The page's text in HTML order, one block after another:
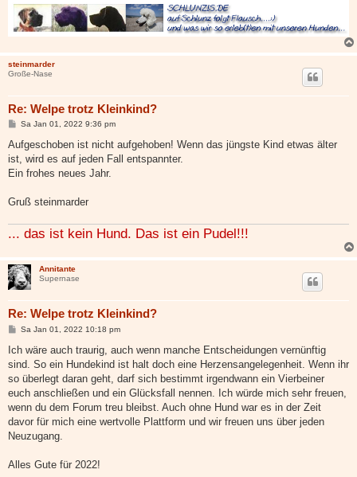
steinmarder
Große-Nase
Re: Welpe trotz Kleinkind?
B
r
a
Sa Jan 01, 2022 9:36 pm
Aufgeschoben ist nicht aufgehoben! Wenn das jüngste Kind etwas älter
ist, wird es auf jeden Fall entspannter.
Ein frohes neues Jahr.
Gruß steinmarder
... das ist kein Hund. Das ist ein Pudel!!!
Annitante
Supernase
Re: Welpe trotz Kleinkind?
B
i
r
a
Sa Jan 01, 2022 10:18 pm
Ich wäre auch traurig, auch wenn manche Entscheidungen vernünftig
sind. So ein Hundekind ist halt doch eine Herzensangelegenheit. Wenn ihr
so überlegt daran geht, darf sich bestimmt irgendwann ein Vierbeiner
euch anschließen und ein Glücksfall nennen. Ich würde mich sehr freuen,
wenn du dem Forum treu bleibst. Auch ohne Hund war es in der Zeit
davor für mich eine wertvolle Plattform und wir freuen uns über jeden
Neuzugang.
Alles Gute für 2022!